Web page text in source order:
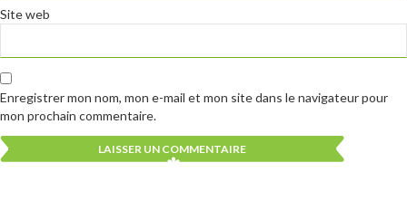
Site web
Enregistrer mon nom, mon e-mail et mon site dans le navigateur pour
mon prochain commentaire.